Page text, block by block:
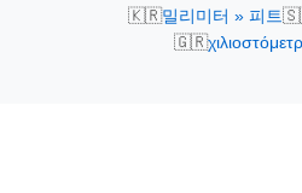
🇰🇷밀리미터 » 피트
🇬🇷